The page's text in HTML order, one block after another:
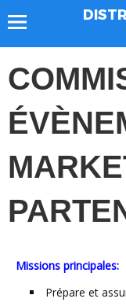
Missions principales:
Prépare et